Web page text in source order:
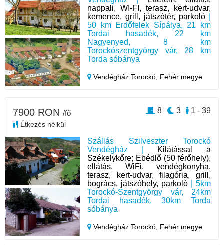
nappali, WI-FI, terasz, kert-udvar,
kemence, grill, játszótér, parkoló
50 km Erdőfelek Sípálya, 21 km
Tordai hasadék, 22 km
Nagyenyed, 8 km
Torockószentgyörgy vár, 28 km
Torda sóbánya
Vendégház Torockó, Fehér megye
Szállás Szilveszter Torockó
Vendégház | Kilátással a
Székelykőre; Ebédlő (50 férőhely),
ellátás, WiFi, vendégkonyha,
terasz, kert-udvar, filagória, grill,
bogrács, játszóhely, parkoló | 5km
Torockó-Szentgyörgy vár, 24km
Tordai hasadék, 30km Torda
sóbánya
Vendégház Torockó, Fehér megye
7900 RON /fő
Étkezés nélkül
1 - 39
3
8